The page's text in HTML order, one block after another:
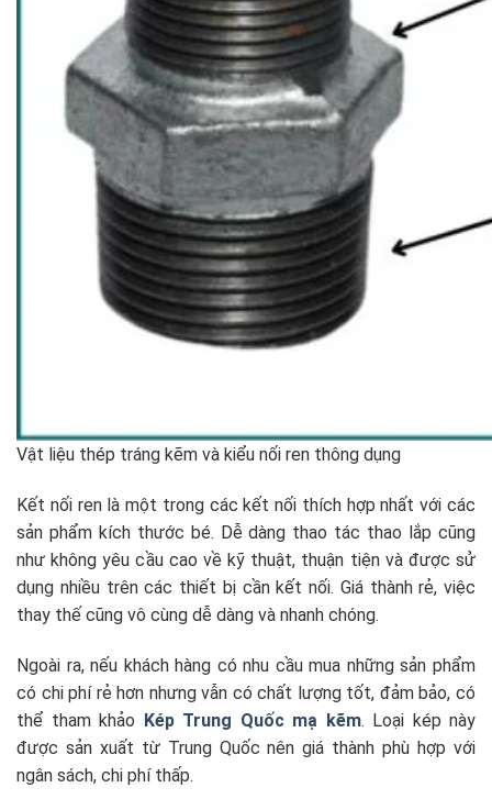
Vật liệu thép tráng kẽm và kiểu nối ren thông dụng
Kết nối ren là một trong các kết nối thích hợp nhất với các
sản phẩm kích thước bé. Dễ dàng thao tác thao lắp cũng
như không yêu cầu cao về kỹ thuật, thuận tiện và được sử
dụng nhiều trên các thiết bị cần kết nối. Giá thành rẻ, việc
thay thế cũng vô cùng dễ dàng và nhanh chóng.
Ngoài ra, nếu khách hàng có nhu cầu mua những sản phẩm
có chi phí rẻ hơn nhưng vẫn có chất lượng tốt, đảm bảo, có
thể tham khảo Kép Trung Quốc mạ kẽm. Loại kép này
được sản xuất từ Trung Quốc nên giá thành phù hợp với
ngân sách, chi phí thấp.